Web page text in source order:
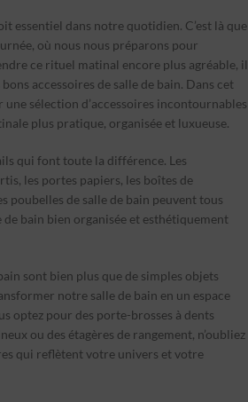
essentiel dans notre quotidien. C’est là que
où nous nous préparons pour
ce rituel matinal encore plus agréable, il
accessoires de salle de bain. Dans cet
sélection d’accessoires incontournables
plus pratique, organisée et luxueuse.
qui font toute la différence. Les
les portes papiers, les boîtes de
poubelles de salle de bain peuvent tous
bain bien organisée et esthétiquement
sont bien plus que de simples objets
notre salle de bain en un espace
optez pour des porte-brosses à dents
ou des étagères de rangement, n’oubliez
qui reflètent votre univers et votre